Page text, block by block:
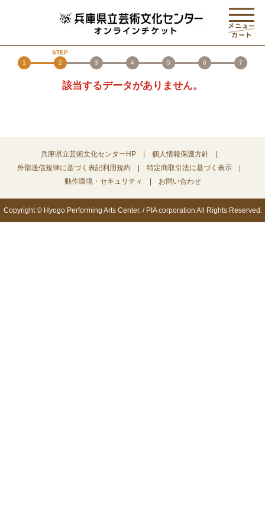
1 2 3 4 5 6 7
該当するデータがありません。
兵庫県立芸術文化センターHP
個人情報保護方針
外部送信規律に基づく表記利用規約
特定商取引法に基づく表示
動作環境・セキュリティ
お問い合わせ
Copyright © Hyogo Performing Arts Center. / PIA corporation All Rights Reserved.